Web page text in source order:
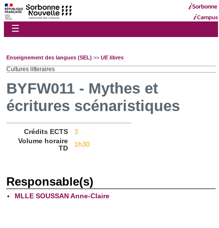
☰
Enseignement des langues (SEL) >> UE libres
Cultures litteraires
BYFW011 - Mythes et
écritures scénaristiques
Crédits ECTS
3
Volume horaire
TD
1h30
Responsable(s)
MLLE SOUSSAN Anne-Claire